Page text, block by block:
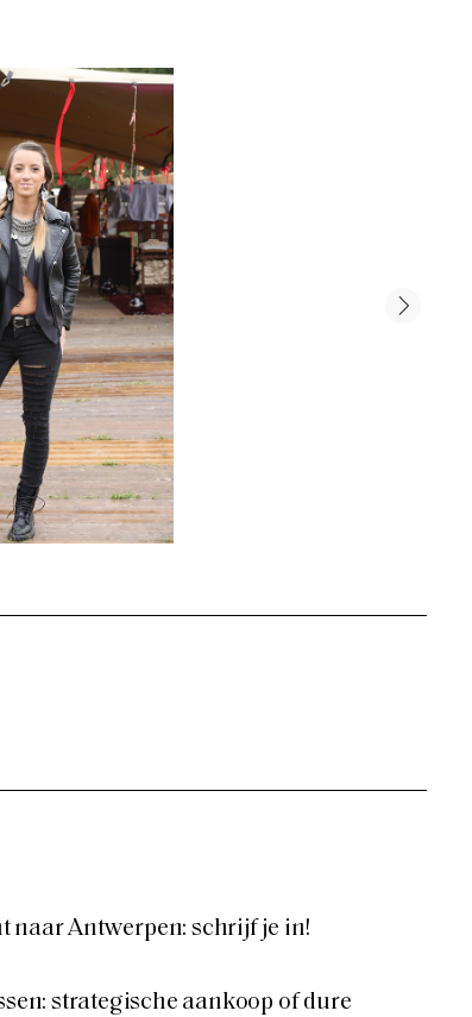
naar Antwerpen: schrijf je in!
strategische aankoop of dure